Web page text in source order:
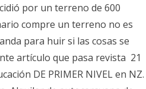
por un terreno de 600
compre un terreno no es
para huir si las cosas se
artículo que pasa revista 21
DE PRIMER NIVEL en NZ.